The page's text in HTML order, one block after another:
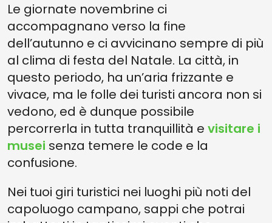
Le giornate novembrine ci
accompagnano verso la fine
dell’autunno e ci avvicinano sempre di più
al clima di festa del Natale. La città, in
questo periodo, ha un’aria frizzante e
vivace, ma le folle dei turisti ancora non si
vedono, ed è dunque possibile
percorrerla in tutta tranquillità e visitare i
musei senza temere le code e la
confusione.
Nei tuoi giri turistici nei luoghi più noti del
capoluogo campano, sappi che potrai